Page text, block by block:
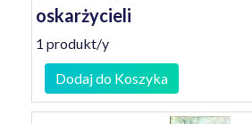
oskarżycieli
1 produkt/y
Dodaj do Koszyka